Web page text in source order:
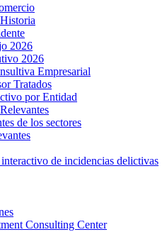
2026
2026
Empresarial
Tratados
por Entidad
de los sectores
de incidencias delictivas
Consulting Center